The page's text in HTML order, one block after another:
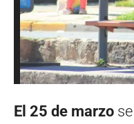
El 25 de marzo